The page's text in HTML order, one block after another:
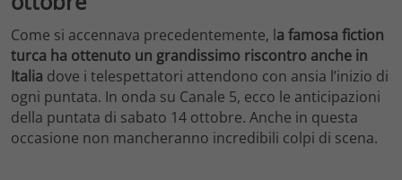
Come si accennava precedentemente, la famosa fiction
turca ha ottenuto un grandissimo riscontro anche in
Italia dove i telespettatori attendono con ansia l’inizio di
ogni puntata. In onda su Canale 5, ecco le anticipazioni
della puntata di sabato 14 ottobre. Anche in questa
occasione non mancheranno incredibili colpi di scena.